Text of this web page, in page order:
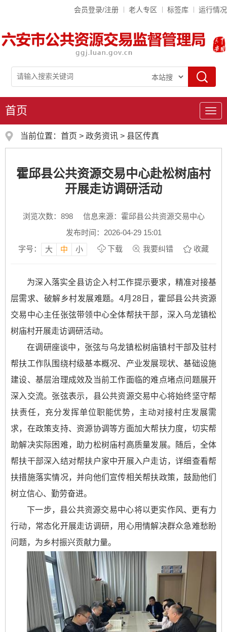
会员登录/注册 老人专区 标签库 运行情况
导
首页
当前位置： 首页 > 政务资讯 > 县区传真
霍邱县公共资源交易中心赴松树庙村
开展走访调研活动
浏览次数： 898
信息来源：霍邱县公共资源交易中心
发布时间：2026-04-29 15:01
字号：
大 中 小 下载 我要纠错 收藏
为深入落实全县访企入村工作提示要求，精准对接基
层需求、破解乡村发展难题。4月28日，霍邱县公共资源
交易中心主任张弦带领中心全体帮扶干部，深入乌龙镇松
树庙村开展走访调研活动。
在调研座谈中，张弦与乌龙镇松树庙镇村干部及驻村
帮扶工作队围绕村级基本概况、产业发展现状、基础设施
建设、基层治理成效及当前工作面临的难点堵点问题展开
深入交流。张弦表示，县公共资源交易中心将始终坚守帮
扶责任，充分发挥单位职能优势，主动对接村庄发展需
求，在政策支持、资源协调等方面加大帮扶力度，切实帮
助解决实际困难，助力松树庙村高质量发展。随后，全体
帮扶干部深入结对帮扶户家中开展入户走访，详细查看帮
扶措施落实情况，并向他们宣传相关帮扶政策，鼓励他们
树立信心、勤劳奋进。
下一步，县公共资源交易中心将以更实作风、更有力
行动，常态化开展走访调研，用心用情解决群众急难愁盼
问题，为乡村振兴贡献力量。